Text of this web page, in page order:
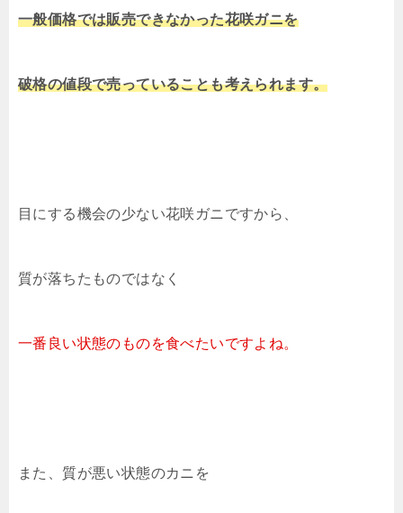
一般価格では販売できなかった花咲ガニを
破格の値段で売っていることも考えられます。
目にする機会の少ない花咲ガニですから、
質が落ちたものではなく
一番良い状態のものを食べたいですよね。
また、質が悪い状態のカニを